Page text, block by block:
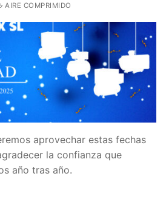
AIRE COMPRIMIDO
aprovechar estas fechas
la confianza que
año tras año.